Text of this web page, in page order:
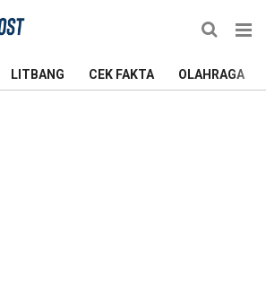
LITBANG CEK FAKTA OLAHRAGA